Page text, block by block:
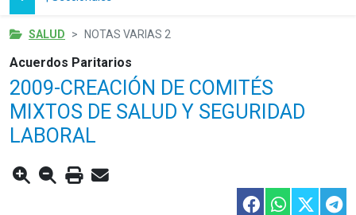
SALUD NOTAS VARIAS 2
Acuerdos Paritarios
2009-CREACIÓN DE COMITÉS
MIXTOS DE SALUD Y SEGURIDAD
LABORAL